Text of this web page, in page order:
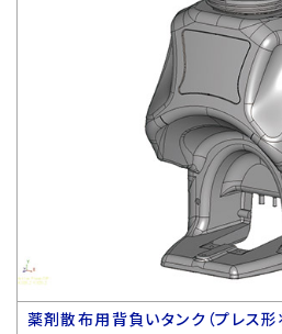
薬剤散布用背負いタンク（プレス